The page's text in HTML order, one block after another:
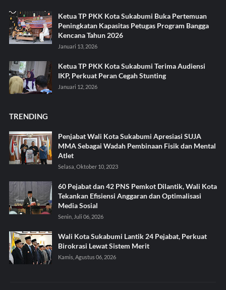
Ketua TP PKK Kota Sukabumi Buka Pertemuan
Peningkatan Kapasitas Petugas Program Bangga
Kencana Tahun 2026
Januari 13, 2026
Ketua TP PKK Kota Sukabumi Terima Audiensi
IKP, Perkuat Peran Cegah Stunting
Januari 12, 2026
TRENDING
Penjabat Wali Kota Sukabumi Apresiasi SUJA
MMA Sebagai Wadah Pembinaan Fisik dan Mental
Atlet
Selasa, Oktober 10, 2023
60 Pejabat dan 42 PNS Pemkot Dilantik, Wali Kota
Tekankan Efisiensi Anggaran dan Optimalisasi
Media Sosial
Senin, Juli 06, 2026
Wali Kota Sukabumi Lantik 24 Pejabat, Perkuat
Birokrasi Lewat Sistem Merit
Kamis, Agustus 06, 2026